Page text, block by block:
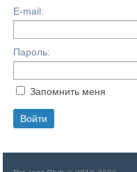
E-mail:
Пароль:
Запомнить меня